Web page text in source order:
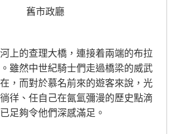
舊市政廳
上的查理大橋，連接着兩端的布拉
雖然中世紀騎士們走過橋梁的威武
，而對於慕名前來的遊客來說，光
徉、任自己在氤氳彌漫的歷史點滴
足夠令他們深感滿足。